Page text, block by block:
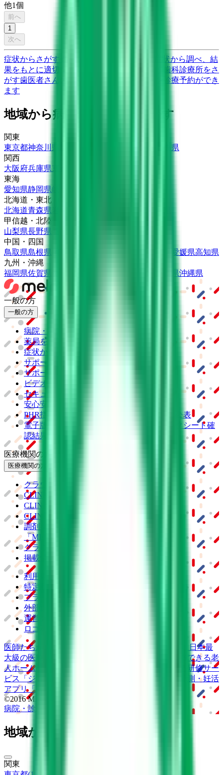
他1個
前へ
1
次へ
症状からさがす (症状チェッカー)
気になる症状から調べ、結
果をもとに適切な病院・診療所を提案します
歯科診療所をさ
がす歯医者さんの対面診療予約・オンライン診療予約ができ
ます
地域から病院・診療所をさがす
関東
東京都神奈川県
群馬県
関西
大阪府兵庫県京都府
東海
愛知県静岡県
北海道・東北
北海道青森県
甲信越・北陸
山梨県長野県
中国・四国
鳥取県島根県 愛媛県高知県
九州・沖縄
福岡県佐賀県 鹿児島県沖縄県
一般の方
一般の方
病院・診療所をさがす
薬局をさがす
症状からさがす
サポート
サポート環境
ビデオ通話の事前テスト
セキュリティの取り組み
安心安全への取り組み
PHR指針に係るチェックシート確認結果の公表
電子版お薬手帳ガイドラインに係るチェックシート確
認結果の公表
医療機関の方
医療機関の方
クラウド診療
CLINICS予約
CLINICSオンライン診療
CLINICSカルテ
調剤薬局向け統合型クラウドソリューション
「MEDIXS」
クラウド歯科業務
掲載情報の修正・削除はこちら
利用規約
特定商取引法に基づく表記
プライバシーポリシー
外部送信ポリシー
運営会社
ロゴ利用ガイドライン
医師たちがつくる
日本最
大級の医療介護求人サイト 納得できる老
人ホーム紹介サービス
動画研修サー
ビス
「ジョブメドレー
生理予測・妊活
アプリ「Lalune(ラルーン)」
©2016 MEDLEY, INC.
病院・診療所
地域からさがす
関東